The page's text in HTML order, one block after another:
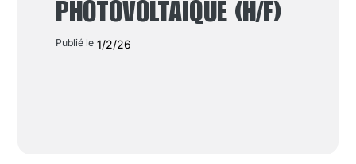
PHOTOVOLTAÏQUE (H/F)
Publié le 1/2/26